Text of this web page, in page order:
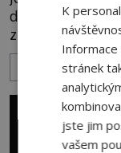
drogově závislý
ztratí poslední
po silnicích ve
řetězu. Vše
napálí v plné rychlosti
následně
momentem se
ZOBRAZIT VÍCE
K
Informace
stránek
jste jim
vašem